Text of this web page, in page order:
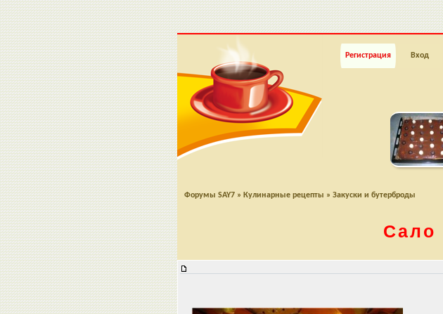
Регистрация Вход
Форумы SAY7 » Кулинарные рецепты » Закуски и бутерброды
Сало